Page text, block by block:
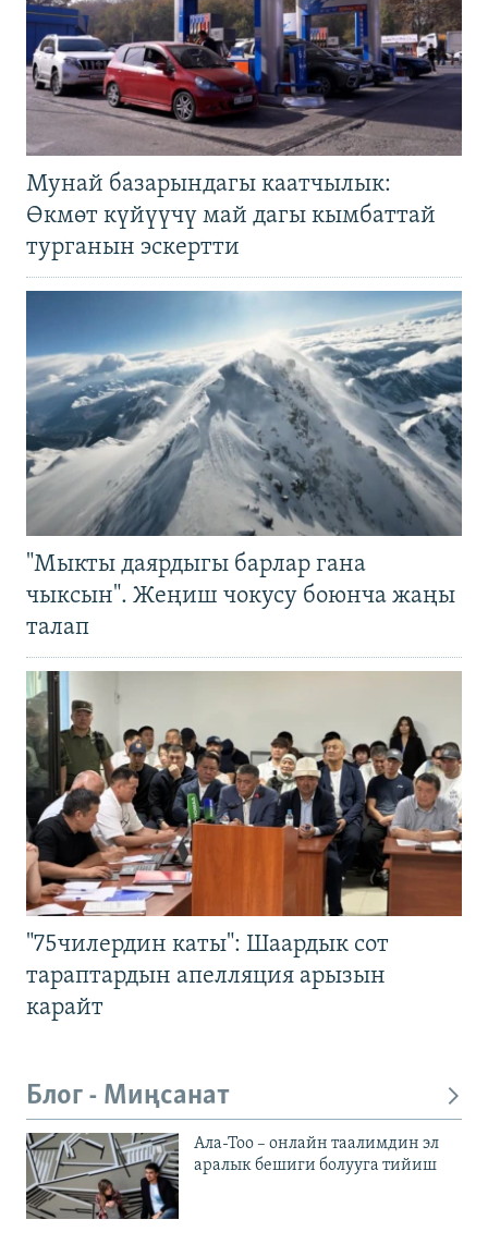
Мунай базарындагы каатчылык:
Өкмөт күйүүчү май дагы кымбаттай
турганын эскертти
"Мыкты даярдыгы барлар гана
чыксын". Жеңиш чокусу боюнча жаңы
талап
"75чилердин каты": Шаардык сот
тараптардын апелляция арызын
карайт
Блог - Миңсанат
Ала-Тоо – онлайн таалимдин эл
аралык бешиги болууга тийиш